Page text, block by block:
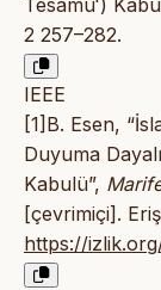
Tesâmuʻ)
2 257–282.
IEEE
[1]B. Esen,
Duyuma
Kabulü”,
[çevrimiçi].
https://